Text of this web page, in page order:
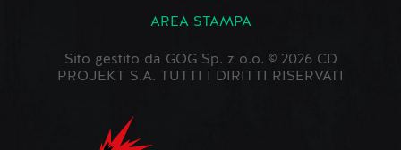
AREA STAMPA
Sito gestito da GOG Sp. z o.o. © 2026 CD
PROJEKT S.A. TUTTI I DIRITTI RISERVATI